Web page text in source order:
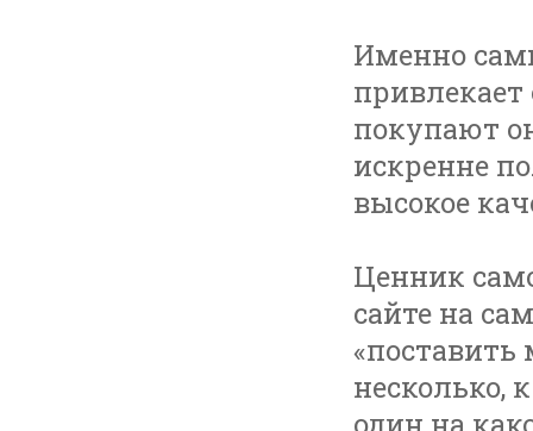
Именно
покупают
искренне
высокое
Ценник
сайте на
несколько,
один на